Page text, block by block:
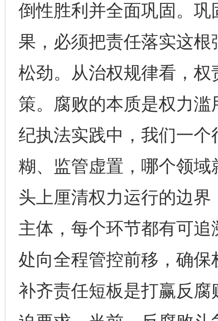
倒性胜利并全面巩固。
果，必须把责任落实这
松劲。从治权规律看，
策。腐败的本质是权力
纪执法实践中，我们一
糊、监管虚置，哪个领
头上厘清权力运行的边
主体，每个环节都有可
处向全程管控前移，确
补齐责任短板是打赢反